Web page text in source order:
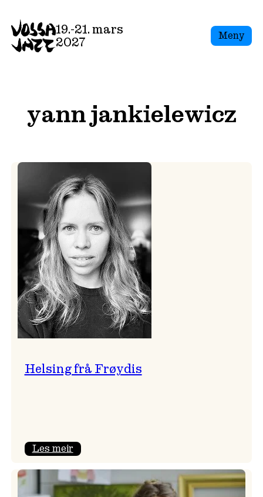
to
content
19.-21. mars
2027
Meny
yann jankielewicz
Helsing frå Frøydis
Les meir:
frå
Frøydis